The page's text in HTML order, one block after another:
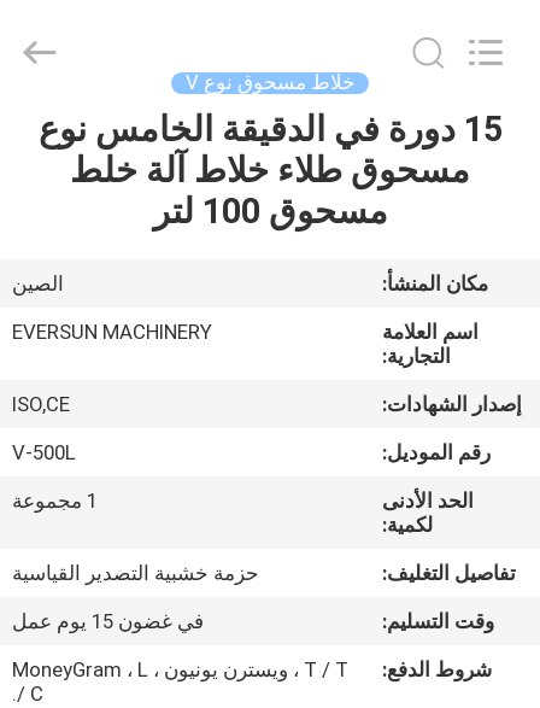
مسكن
عرض
الواقع
الافتراضي
معلومات
جولة
المعمل
Reserved.
خلاط مسحوق نوع V
15 دورة في الدقيقة الخامس نوع
مسحوق طلاء خلاط آلة خلط
مسحوق 100 لتر
مكان المنشأ:
الصين
اسم العلامة
التجارية:
EVERSUN MACHINERY
إصدار الشهادات:
ISO,CE
رقم الموديل:
V-500L
الحد الأدنى
لكمية:
1 مجموعة
تفاصيل التغليف:
حزمة خشبية التصدير القياسية
وقت التسليم:
في غضون 15 يوم عمل
شروط الدفع:
T / T ، ويسترن يونيون ، MoneyGram ، L
/ C.